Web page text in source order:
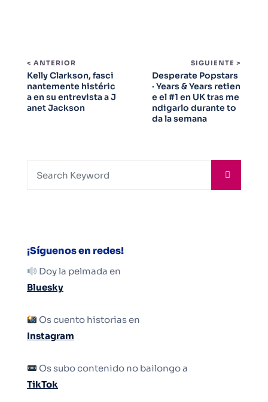
< ANTERIOR
Kelly Clarkson, fasci
nantemente histéric
a en su entrevista a J
anet Jackson
SIGUIENTE >
Desperate Popstars
· Years & Years retien
e el #1 en UK tras me
ndigarlo durante to
da la semana
¡Síguenos en redes!
Doy la pelmada en
Bluesky
Os cuento historias en
Instagram
Os subo contenido no bailongo a
TikTok